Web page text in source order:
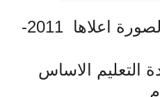
طريقة التحميل من الصورة اعلاها 2011-
التعليم الاساس